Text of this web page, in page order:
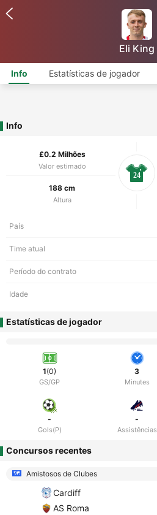
Eli King
Info Estatísticas de jogador
Info
£0.2 Milhões
Valor estimado
188 cm
Altura
24
País
Time atual
Período do contrato
Idade
Estatísticas de jogador
1(0)
GS/GP
3
Minutes
-
Gols(P)
-
Assistências
Concursos recentes
Amistosos de Clubes
Cardiff
AS Roma